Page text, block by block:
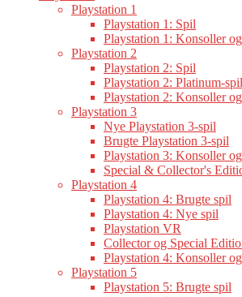
Playstation 1
Playstation 1: Spil
Playstation 1: Konsoller
Playstation 2
Playstation 2: Spil
Playstation 2: Platinum-spil
Playstation 2: Konsoller
Playstation 3
Nye Playstation 3-spil
Brugte Playstation 3-spil
Playstation 3: Konsoller
Special & Collector's
Playstation 4
Playstation 4: Brugte spil
Playstation 4: Nye spil
Playstation VR
Collector og Special
Playstation 4: Konsoller
Playstation 5
Playstation 5: Brugte spil